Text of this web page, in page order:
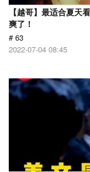
【越哥】最适合夏天
爽了！
# 63
2022-07-04 08:45